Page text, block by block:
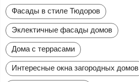
Фасады в стиле Тюдоров
Эклектичные фасады домов
Дома с террасами
Интересные окна загородных домов